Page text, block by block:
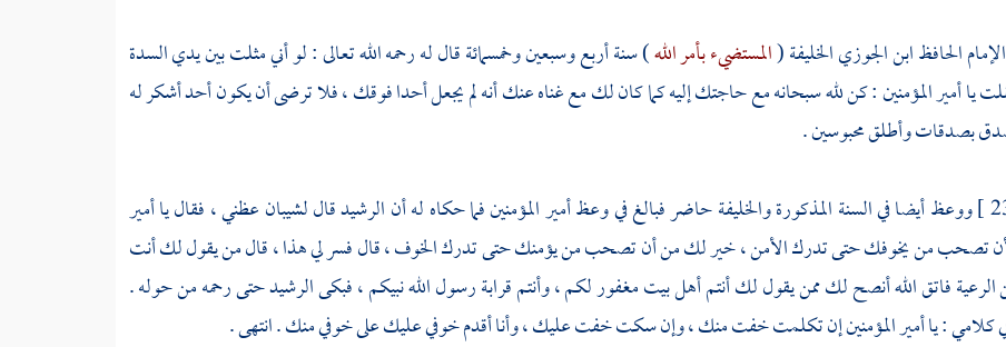
الحافظابن الجوزيالخليفة (المستضيء بأمر الله) سنة أربع وسبعين وخمسمائة قال له رحمه الله تعالى : لو أني مثلت بين يدي السدة
يا أمير المؤمنين : كن لله سبحانه مع حاجتك إليه كما كان لك مع غناه عنك أنه لم يجعل أحدا فوقك ، فلا ترضى أن يكون أحد أشكر له
بصدقات وأطلق محبوسين .
ووعظ أيضا في السنة المذكورة والخليفة حاضر فبالغ في وعظ أمير المؤمنين فما حكاه له أنالرشيدقاللشيبانعظني ، فقال يا أمير
لأن تصحب من يخوفك حتى تدرك الأمن ، خير لك من أن تصحب من يؤمنك حتى تدرك الخوف ، قال فسر لي هذا ، قال من يقول لك أنت
فاتق الله أنصح لك ممن يقول لك أنتم أهل بيت مغفور لكم ، وأنتم قرابة رسول الله نبيكم ، فبكىالرشيدحتى رحمه من حوله .
كلامي : يا أمير المؤمنين إن تكلمت خفت منك ، وإن سكت خفت عليك ، وأنا أقدم خوفي عليك على خوفي منك . انتهى .